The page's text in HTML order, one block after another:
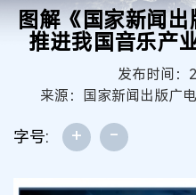
图解《国家新闻
推进我国音乐产
发布时间：
来源：国家新闻出版广
字号: + -